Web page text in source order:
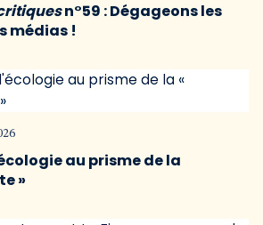
n°59 : Dégageons les
médias !
au prisme de la
»